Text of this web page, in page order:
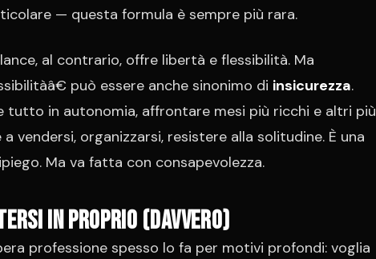
— questa formula è sempre più rara.
al contrario, offre libertà e flessibilità. Ma
può essere anche sinonimo di insicurezza.
tutto in autonomia, affrontare mesi più ricchi e altri più
vendersi, organizzarsi, resistere alla solitudine. È una
Ma va fatta con consapevolezza.
in proprio (davvero)
professione spesso lo fa per motivi profondi: voglia